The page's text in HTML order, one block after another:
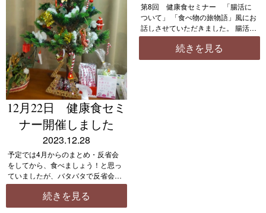
12月22日 健康食セミ
ナー開催しました
2023.12.28
予定では4月からのまとめ・反省会
をしてから、食べましょう！と思っ
ていましたが、バタバタで反省会も
なくみんなでワイワイでした。 サプ
ライズゲスト（阪南市水野市長様）
のご訪問をいただきびっくり・ドキ
続きを見る
第8回 健康食セミナー 「腸活に
ついて」 「食べ物の旅物語」風にお
話しさせていただきました。 腸活メ
ニューは根菜サラダにヨーグルトで
作ったドレッシングをかけたものと
なんちゃって腸活お好み焼き（キャ
続きを見る